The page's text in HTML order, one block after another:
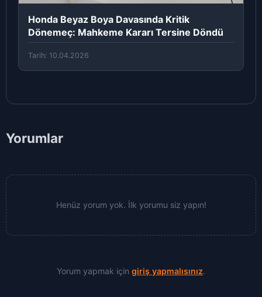
Honda Beyaz Boya Davasında Kritik
Dönemeç: Mahkeme Kararı Tersine Döndü
Tarih: 10.04.2026
Yorumlar
Henüz yorum yok. İlk yorumu siz yapın!
Yorum yapmak için giriş yapmalısınız.